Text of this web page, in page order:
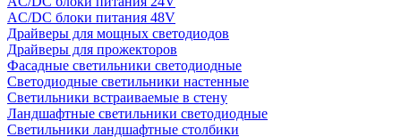
AC/DC блоки питания 48V
Драйверы для мощных светодиодов
Драйверы для прожекторов
Фасадные светильники светодиодные
Светодиодные светильники настенные
Светильники встраиваемые в стену
Ландшафтные светильники светодиодные
Светильники ландшафтные столбики